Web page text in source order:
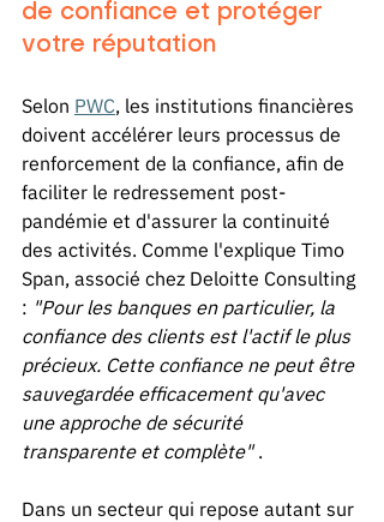
de confiance et protéger
votre réputation
Selon PWC, les institutions financières
doivent accélérer leurs processus de
renforcement de la confiance, afin de
faciliter le redressement post-
pandémie et d'assurer la continuité
des activités. Comme l'explique Timo
Span, associé chez Deloitte Consulting
: "Pour les banques en particulier, la
confiance des clients est l'actif le plus
précieux. Cette confiance ne peut être
sauvegardée efficacement qu'avec
une approche de sécurité
transparente et complète" .
Dans un secteur qui repose autant sur